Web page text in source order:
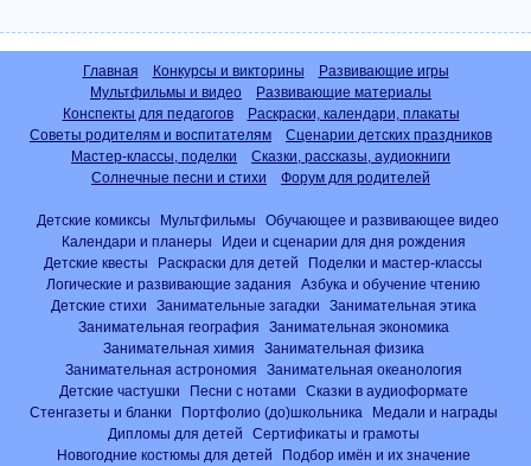
Главная Конкурсы и викторины
Развивающие игры
Мультфильмы и видео
Развивающие материалы
Конспекты для педагогов
Раскраски, календари, плакаты
Советы родителям и воспитателям
Сценарии детских праздников
Мастер-классы, поделки
Сказки, рассказы, аудиокниги
Солнечные песни и стихи
Форум для родителей
Детские комиксы Мультфильмы
Обучающее и развивающее видео
Календари и планеры
Идеи и сценарии для дня рождения
Детские квесты
Раскраски для детей
Поделки и мастер-классы
Логические и развивающие задания
Азбука и обучение чтению
Детские стихи
Занимательные загадки
Занимательная этика
Занимательная география
Занимательная экономика
Занимательная химия
Занимательная физика
Занимательная астрономия
Занимательная океанология
Детские частушки
Песни с нотами
Сказки в аудиоформате
Стенгазеты и бланки
Портфолио (до)школьника
Медали и награды
Дипломы для детей
Сертификаты и грамоты
Новогодние костюмы для детей
Подбор имён и их значение